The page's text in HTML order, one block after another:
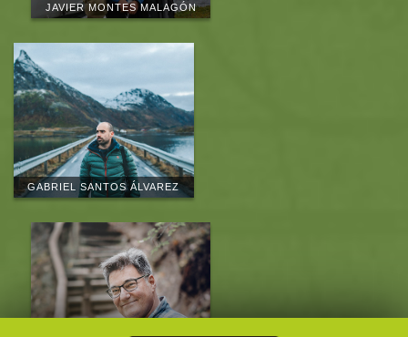
JAVIER MONTES MALAGÓN
GABRIEL SANTOS ÁLVAREZ